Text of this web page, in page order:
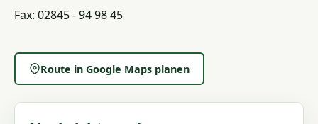
Fax: 02845 - 94 98 45
Route in Google Maps planen